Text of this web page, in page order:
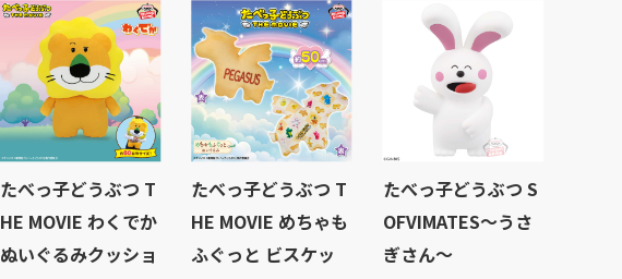
たべっ子どうぶつ T
HE MOVIE わくでか
ぬいぐるみクッショ
たべっ子どうぶつ T
HE MOVIE めちゃも
ふぐっと ビスケッ
たべっ子どうぶつ S
OFVIMATES～うさ
ぎさん～